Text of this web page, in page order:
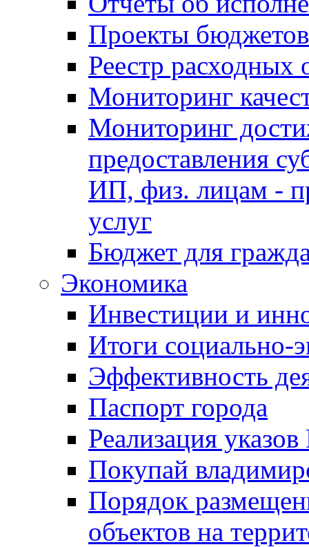
Проекты бюджетов
Реестр расходных
Мониторинг
Мониторинг
предоставления
ИП, физ. лицам -
услуг
Бюджет для
Экономика
Инвестиции и
Итоги социально-
Эффективность
Паспорт города
Реализация
Покупай
Порядок
объектов на